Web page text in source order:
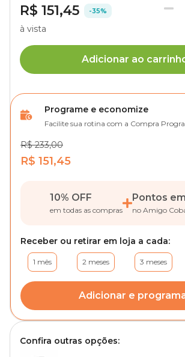
R$ 151,45 -35%
à vista
Adicionar ao
Programe e economize
Facilite sua rotina com a Compra
R$ 233,00
R$ 151,45
10% OFF
em todas as compras
Pontos
no Amigo
Receber ou retirar em loja a cada:
1 mês 2 meses 3 meses
Adicionar e
Confira outras opções: